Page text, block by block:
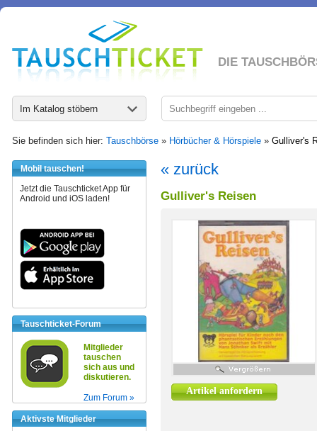
DIE
Im Katalog stöbern
Sie befinden sich hier: Tauschbörse » Hörbücher & Hörspiele » Gulliver's
Mobil tauschen!
Jetzt die Tauschticket App für
Android und iOS laden!
Tauschticket-Forum
Mitglieder
tauschen
sich aus und
diskutieren.
Zum Forum »
Aktivste Mitglieder
« zurück
Gulliver's Reisen
Artikel anfordern